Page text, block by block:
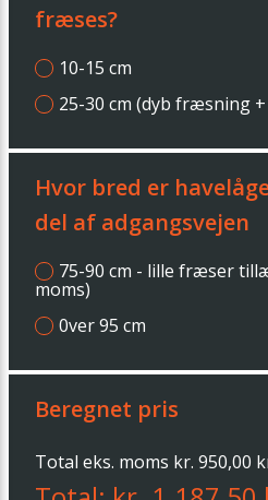
fræses?
10-15 cm
25-30 cm (dyb fræsning +
Hvor bred er
del af adgangsvejen
75-90 cm - lille fræser
moms)
0ver 95 cm
Beregnet pris
Total eks. moms kr. 950,00